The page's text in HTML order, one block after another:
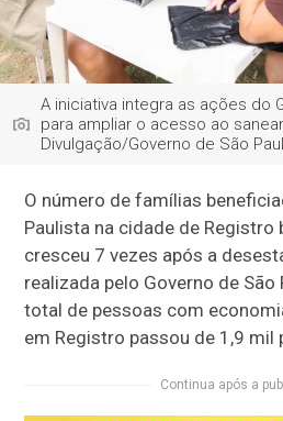
A iniciativa integra as ações do
para ampliar o acesso ao
Divulgação/Governo de São
O número de famílias
Paulista na cidade de Registro
cresceu 7 vezes após a
realizada pelo Governo de São
total de pessoas com
em Registro passou de 1,9 mil
Continua após a